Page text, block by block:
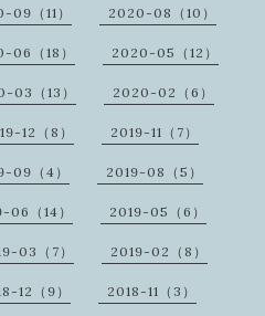
09（11） 2020-08（10）
06（18） 2020-05（12）
03（13） 2020-02（6）
12（8） 2019-11（7）
09（4） 2019-08（5）
06（14） 2019-05（6）
03（7） 2019-02（8）
12（9） 2018-11（3）